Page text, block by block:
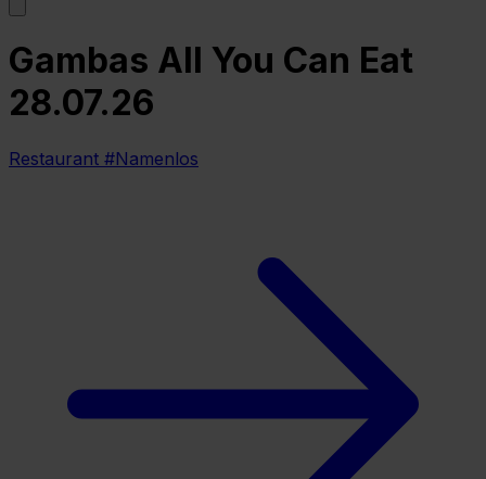
Gambas All You Can Eat
28.07.26
Restaurant #Namenlos